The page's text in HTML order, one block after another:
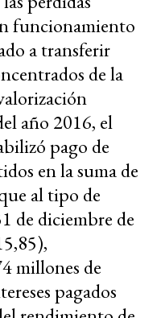
funcionamiento
a transferir
de la
año 2016, el
pago de
en la suma de
al tipo de
de diciembre de
millones de
pagados